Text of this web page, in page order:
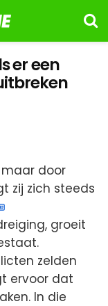
er een
door
zij zich steeds
groeit
zelden
ervoor dat
In die